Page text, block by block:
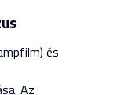
és
Az